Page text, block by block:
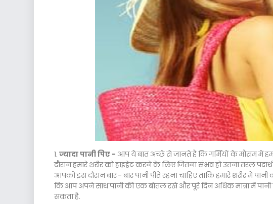
ज्यादा पानी पिए - आप ये बात अच्छे से जानते है कि गर्मियों के मौसम में
दौरान हमारे शरीर को हाइड्रेट करने के लिए जितना संभव हो उतना तरल
आपको इस दौरान बार - बार पानी पीते रहना चाहिए ताकि हमारे शरीर में
कि आप अपने साथ पानी की एक बोतल रखे और पूरे दिन अधिक मात्रा में
सकता है.